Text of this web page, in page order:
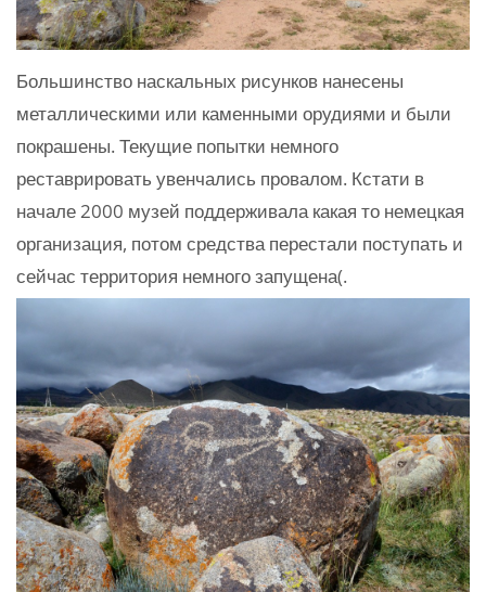
Большинство наскальных рисунков нанесены
металлическими или каменными орудиями и были
покрашены. Текущие попытки немного
реставрировать увенчались провалом. Кстати в
начале 2000 музей поддерживала какая то немецкая
организация, потом средства перестали поступать и
сейчас территория немного запущена(.